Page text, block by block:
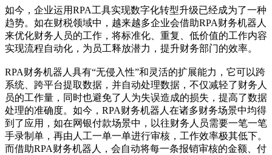
如今，企业运用RPA工具实现数字化转型升级已经成为了一种
趋势。如在财税领域中，越来越多企业会借助RPA财务机器人
来优化财务人员的工作，将标准化、重复、低价值的工作内容
实现流程自动化，为员工释放潜力，提升财务部门的效率。
RPA财务机器人具有“无侵入性”和灵活的扩展能力，它可以跨
系统、跨平台提取数据，并自动处理数据，不仅减轻了财务人
员的工作量，同时也避免了人为失误造成的损失，提高了数据
处理的准确度。如今，RPA财务机器人在诸多财务场景中均得
到了应用，如在网银付款场景中，以往财务人员需要一笔一笔
手录制单，再由人工一单一单进行审核，工作效率极其低下。
而借助RPA财务机器人，会自动将每一条报销审核的金额、付